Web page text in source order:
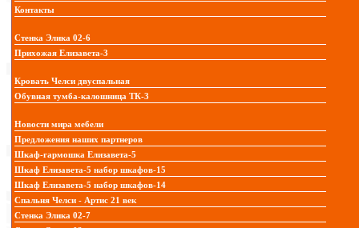
Контакты
Стенка Элика 02-6
Прихожая Елизавета-3
Кровать Челси двуспальная
Обувная тумба-калошница ТК-3
Новости мира мебели
Предложения наших партнеров
Шкаф-гармошка Елизавета-5
Шкаф Елизавета-5 набор шкафов-15
Шкаф Елизавета-5 набор шкафов-14
Спальня Челси - Артис 21 век
Стенка Элика 02-7